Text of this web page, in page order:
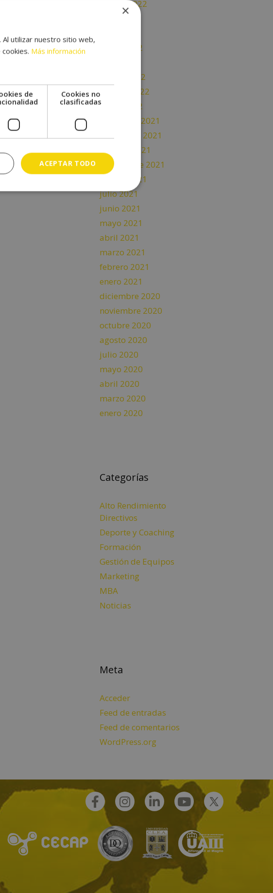
agosto 2022
mayo 2022
marzo 2022
febrero 2022
enero 2022
diciembre 2021
noviembre 2021
octubre 2021
septiembre 2021
agosto 2021
julio 2021
junio 2021
mayo 2021
abril 2021
marzo 2021
febrero 2021
enero 2021
diciembre 2020
noviembre 2020
octubre 2020
agosto 2020
julio 2020
mayo 2020
abril 2020
marzo 2020
enero 2020
Categorías
Alto Rendimiento
Directivos
Deporte y Coaching
Formación
Gestión de Equipos
Marketing
MBA
Noticias
Meta
Acceder
Feed de entradas
Feed de comentarios
WordPress.org
×
utilizar nuestro sitio web,
Más información
de
Cookies no
clasificadas
ACEPTAR TODO